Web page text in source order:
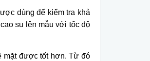
dùng để kiểm tra khả
su lên mẫu với tốc độ
mặt được tốt hơn. Từ đó